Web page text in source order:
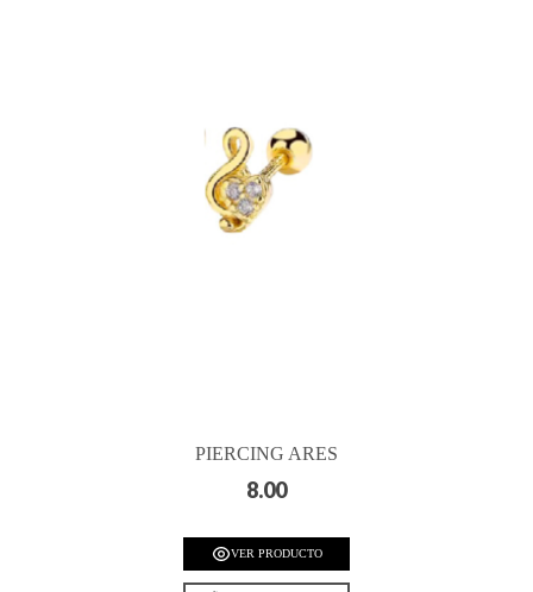
PIERCING ARES
8.00
VER PRODUCTO